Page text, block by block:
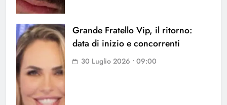
Grande Fratello Vip, il ritorno:
data di inizio e concorrenti
30 Luglio 2026 • 09:00